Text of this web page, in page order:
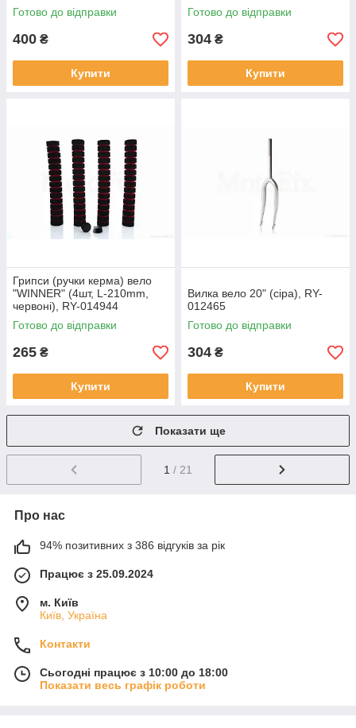
Готово до відправки
400 ₴
Купити
Готово до відправки
304 ₴
Купити
Грипси (ручки керма) вело
"WINNER" (4шт, L-210mm,
червоні), RY-014944
Готово до відправки
265 ₴
Купити
Вилка вело 20" (сіра), RY-
012465
Готово до відправки
304 ₴
Купити
Показати ще
1 / 21
Про нас
94% позитивних з 386 відгуків за рік
Працює з 25.09.2024
м. Київ
Київ, Україна
Контакти
Сьогодні працює з 10:00 до 18:00
Показати весь графік роботи